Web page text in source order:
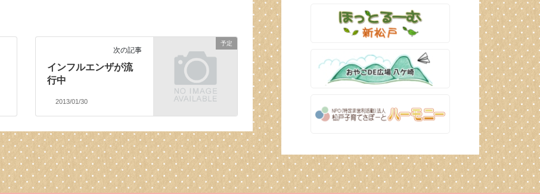
予定
次の記事
インフルエンザが流
行中
2013/01/30